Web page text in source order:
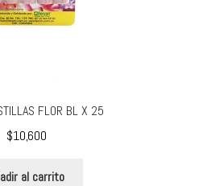
FLOR BL X 25
$10,600
al carrito